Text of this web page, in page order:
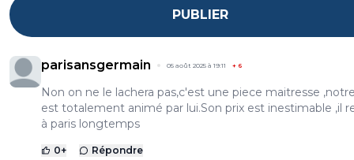
PUBLIER
parisansgermain 05 août 2025 à 19:11 + 6
Non on ne le lachera pas,c'est une piece maitresse
est totalement animé par lui.Son prix est inestimable ,il
à paris longtemps
0+ Répondre